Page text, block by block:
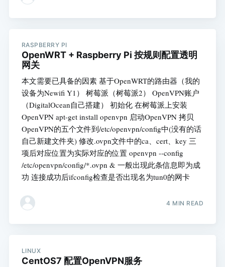
RASPBERRY PI
OpenWRT + Raspberry Pi 按规则配置透明
网关
本文需要已具备的因素 基于OpenWRT的路由器（我的
设备为Newifi Y1） 树莓派（树莓派2） OpenVPN账户
（DigitalOcean自己搭建） 初始化 在树莓派上安装
OpenVPN apt-get install openvpn 启动OpenVPN 拷贝
OpenVPN的五个文件到/etc/openvpn/config中(没有的话
自己新建文件夹) 修改.ovpn文件中的ca、cert、key 三
项后对应位置为实际对应的位置 openvpn --config
/etc/openvpn/config/*.ovpn & 一般出现此条信息即为成
功 连接成功后ifconfig检查是否出现名为tun0的网卡
4 MIN READ
LINUX
CentOS7 配置OpenVPN服务